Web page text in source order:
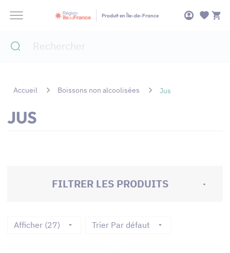
Produit en Île-de-France
Accueil Boissons non alcoolisées Jus
JUS
FILTRER LES PRODUITS
Afficher (27) Trier Par défaut